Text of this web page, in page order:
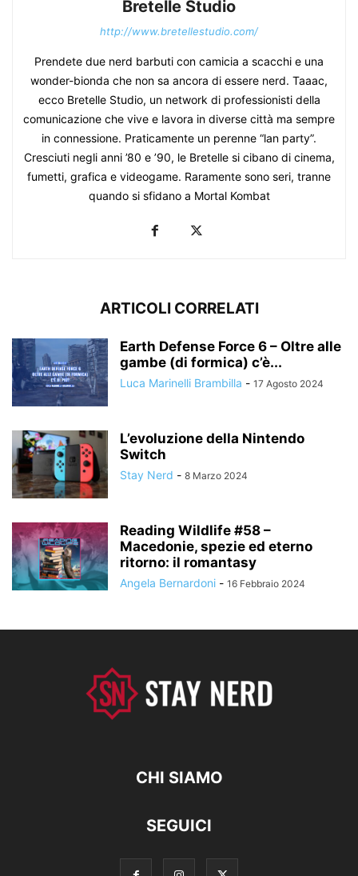
Bretelle Studio
http://www.bretellestudio.com/
Prendete due nerd barbuti con camicia a scacchi e una
wonder-bionda che non sa ancora di essere nerd. Taaac,
ecco Bretelle Studio, un network di professionisti della
comunicazione che vive e lavora in diverse città ma sempre
in connessione. Praticamente un perenne “lan party”.
Cresciuti negli anni ’80 e ’90, le Bretelle si cibano di cinema,
fumetti, grafica e videogame. Raramente sono seri, tranne
quando si sfidano a Mortal Kombat
ARTICOLI CORRELATI
Earth Defense Force 6 – Oltre alle
gambe (di formica) c’è...
Luca Marinelli Brambilla - 17 Agosto 2024
L’evoluzione della Nintendo
Switch
Stay Nerd - 8 Marzo 2024
Reading Wildlife #58 –
Macedonie, spezie ed eterno
ritorno: il romantasy
Angela Bernardoni - 16 Febbraio 2024
CHI SIAMO
SEGUICI